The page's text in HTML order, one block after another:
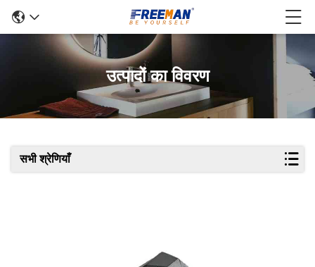
उत्पादों का विवरण
सभी श्रेणियाँ